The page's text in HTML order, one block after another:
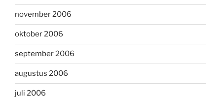
november 2006
oktober 2006
september 2006
augustus 2006
juli 2006